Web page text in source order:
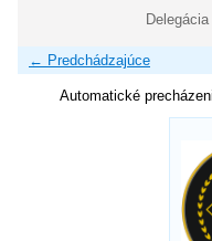
← Predchádzajúce
Automatické